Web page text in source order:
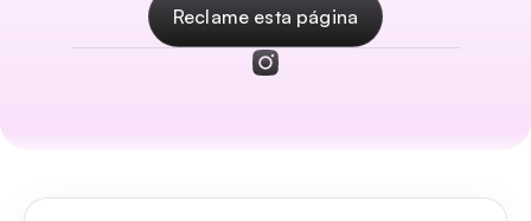
Reclame esta página